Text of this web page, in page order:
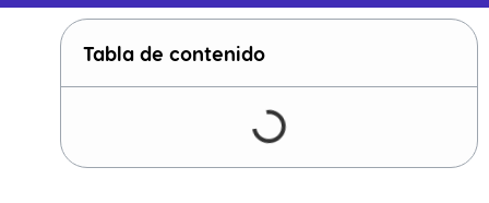
Tabla de contenido